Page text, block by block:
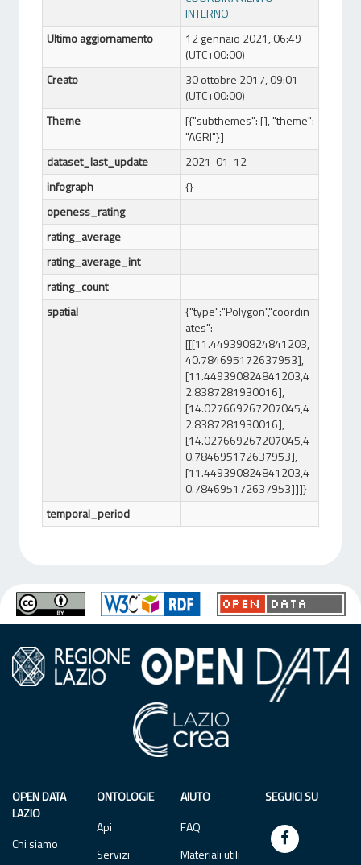
INTERNO
Ultimo aggiornamento
12 gennaio 2021, 06:49
(UTC+00:00)
Creato
30 ottobre 2017, 09:01
(UTC+00:00)
Theme
[{"subthemes": [], "theme":
"AGRI"}]
dataset_last_update
2021-01-12
infograph
{}
openess_rating
rating_average
rating_average_int
rating_count
spatial
{"type":"Polygon","coordin
ates":
[[[11.449390824841203,
40.784695172637953],
[11.449390824841203,4
2.8387281930016],
[14.027669267207045,4
2.8387281930016],
[14.027669267207045,4
0.784695172637953],
[11.449390824841203,4
0.784695172637953]]]}
temporal_period
OPEN DATA
LAZIO
Chi siamo
ONTOLOGIE
Api
Servizi
AIUTO
FAQ
Materiali utili
SEGUICI SU